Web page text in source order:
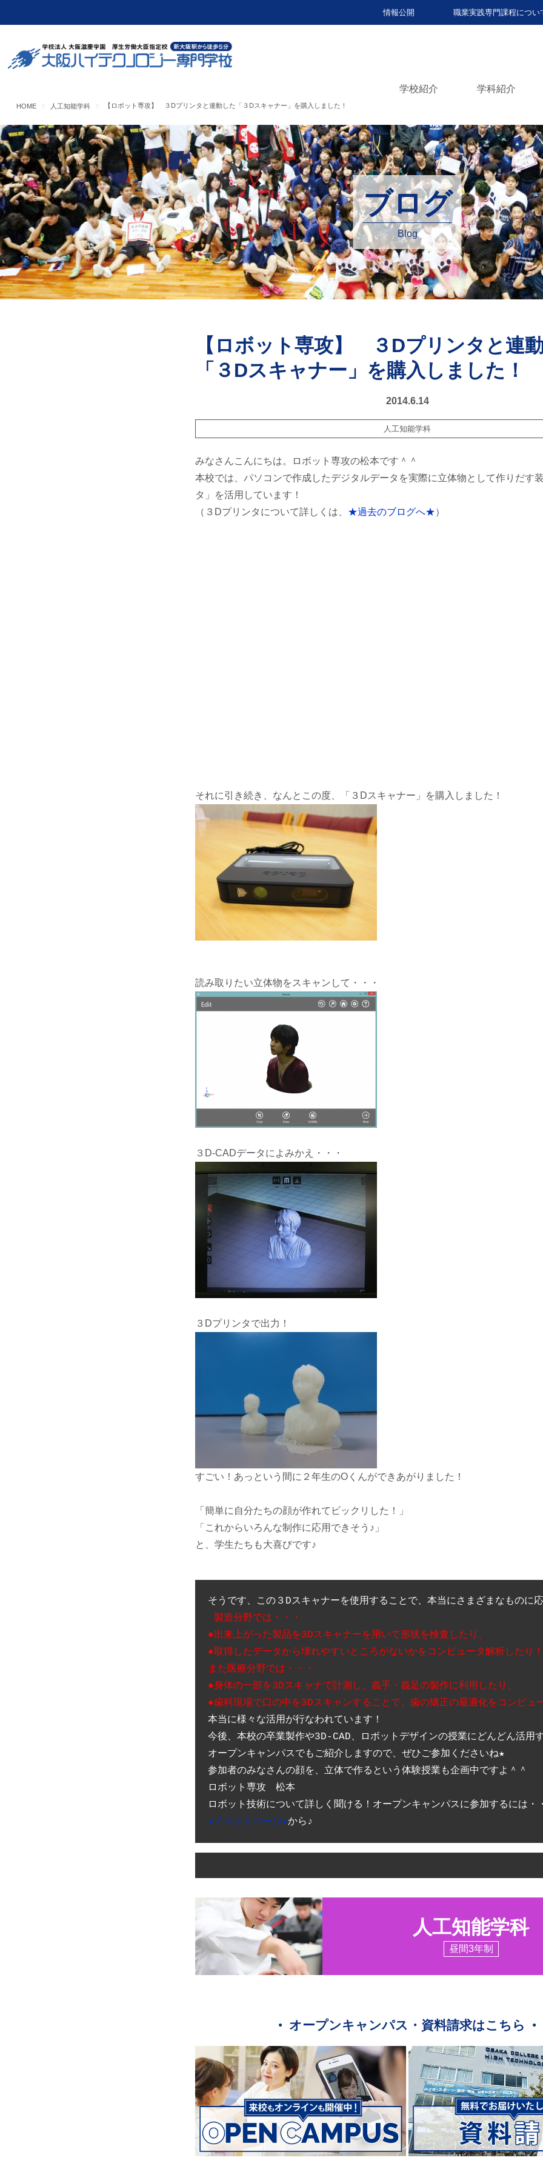
情報公開 職業実践専門課程につい
学校紹介 学科紹介
HOME 人工知能学科 【ロボット専攻】 ３Dプリンタと連動した「３Dスキャナー」を購入しました！
ブログ
Blog
【ロボット専攻】 ３Dプリンタと連
「３Dスキャナー」を購入しました！
2014.6.14
人工知能学科
みなさんこんにちは。ロボット専攻の松本です＾＾
本校では、パソコンで作成したデジタルデータを実際に立体物として作りだす
タ」を活用しています！
（３Dプリンタについて詳しくは、 ★過去のブログへ★）
それに引き続き、なんとこの度、「３Dスキャナー」を購入しました！
読み取りたい立体物をスキャンして・・・
３D-CADデータによみかえ・・・
３Dプリンタで出力！
すごい！あっという間に２年生のOくんができあがりました！
「簡単に自分たちの顔が作れてビックリした！」
「これからいろんな制作に応用できそう♪」
と、学生たちも大喜びです♪
製造分野では・・・
●出来上がった製品を3Dスキャナーを用いて形状を検査したり、
●取得したデータから壊れやすいところがないかをコンピュータ解析したり
また医療分野では・・・
●身体の一部を3Dスキャナで計測し、義手・義足の製作に利用したり、
●歯科現場で口の中を3Dスキャンすることで、歯の矯正の最適化をコンピュ
本当に様々な活用が行なわれています！
今後、本校の卒業製作や3D-CAD、ロボットデザインの授業にどんどん活用
オープンキャンパスでもご紹介しますので、ぜひご参加くださいね★
参加者のみなさんの顔を、立体で作るという体験授業も企画中ですよ＾＾
ロボット専攻　松本
★イベントページ★から♪
人工知能学科
昼間3年制
オープンキャンパス・資料請求はこちら